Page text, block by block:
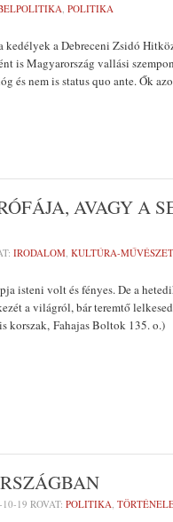
, POLITIKA
kedélyek a Debreceni Zsidó
is Magyarország vallási
és nem is status quo ante. Ők
AVAGY A
IRODALOM, KULTÚRA-
isteni volt és fényes. De a
a világról, bár teremtő
korszak, Fahajas Boltok 135. o.)
19 ROVAT: POLITIKA,